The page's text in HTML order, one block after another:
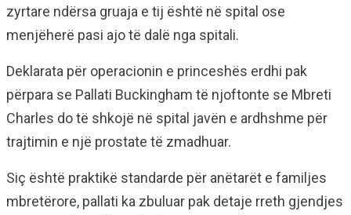
zyrtare ndërsa gruaja e tij është në spital ose
menjëherë pasi ajo të dalë nga spitali.
Deklarata për operacionin e princeshës erdhi pak
përpara se Pallati Buckingham të njoftonte se Mbreti
Charles do të shkojë në spital javën e ardhshme për
trajtimin e një prostate të zmadhuar.
Siç është praktikë standarde për anëtarët e familjes
mbretërore, pallati ka zbuluar pak detaje rreth gjendjes